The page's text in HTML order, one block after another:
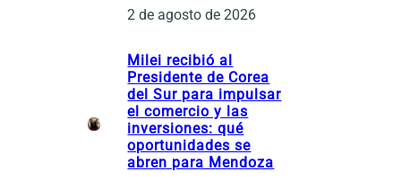
2 de agosto de 2026
Milei recibió al
Presidente de Corea
del Sur para impulsar
el comercio y las
inversiones: qué
oportunidades se
abren para Mendoza